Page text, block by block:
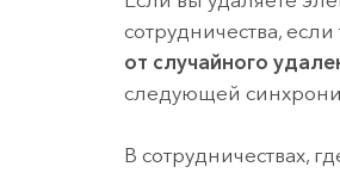
сотрудничества,
от случайного
следующей
В сотрудничествах,